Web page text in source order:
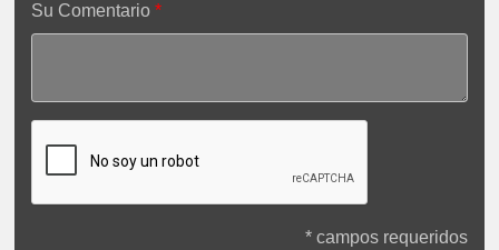
Su Comentario
* campos requeridos